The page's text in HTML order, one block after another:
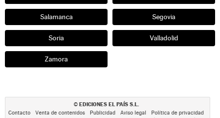
Salamanca Segovia
Soria Valladolid
Zamora
© EDICIONES EL PAÍS S.L.
Contacto Venta de contenidos Publicidad Aviso legal Política de privacidad